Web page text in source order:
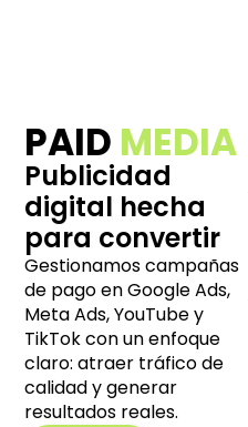
PAID MEDIA
Publicidad
digital hecha
para convertir
Gestionamos campañas
de pago en Google Ads,
Meta Ads, YouTube y
TikTok con un enfoque
claro: atraer tráfico de
calidad y generar
resultados reales.